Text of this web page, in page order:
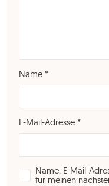
Name *
E-Mail-Adresse *
Name, E-Mail-
für meinen